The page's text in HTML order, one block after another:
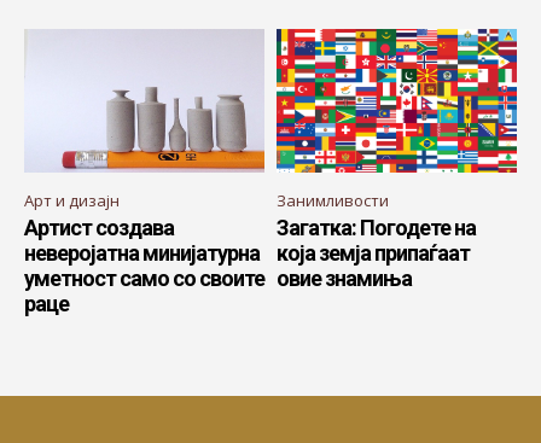
Арт и дизајн
Артист создава
неверојатна минијатурна
уметност само со своите
раце
Занимливости
Загатка: Погодете на
која земја припаѓаат
овие знамиња